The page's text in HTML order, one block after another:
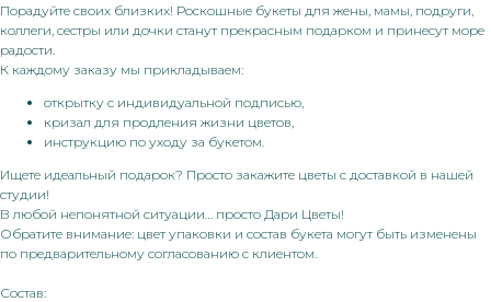
Порадуйте своих близких! Роскошные букеты для жены, мамы, подруги,
коллеги, сестры или дочки станут прекрасным подарком и принесут море
радости.
К каждому заказу мы прикладываем:
открытку с индивидуальной подписью,
кризал для продления жизни цветов,
инструкцию по уходу за букетом.
Ищете идеальный подарок? Просто закажите цветы с доставкой в нашей
студии!
В любой непонятной ситуации… просто Дари Цветы!
Обратите внимание: цвет упаковки и состав букета могут быть изменены
по предварительному согласованию с клиентом.
Состав: